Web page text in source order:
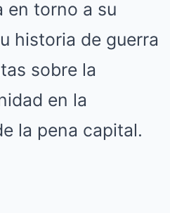
en torno a su
historia de guerra
sobre la
en la
la pena capital.